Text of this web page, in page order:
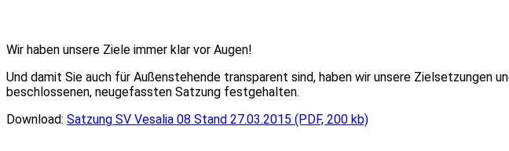
Wir haben unsere Ziele immer klar vor Augen!
Und damit Sie auch für Außenstehende transparent sind, haben wir unsere Zielsetzungen
beschlossenen, neugefassten Satzung festgehalten.
Download: Satzung SV Vesalia 08 Stand 27.03.2015 (PDF, 200 kb)